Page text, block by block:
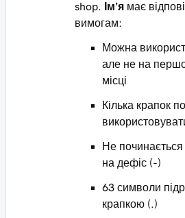
shop
Ім’я має
вимогам:
Можна
але не на
місці
Кілька крапок
Не починається
на дефіс (-)
63 символи
крапкою (.)